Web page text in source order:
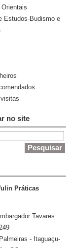
Estudos-Budismo e
no site
Práticas
Tavares
- Itaguaçu-